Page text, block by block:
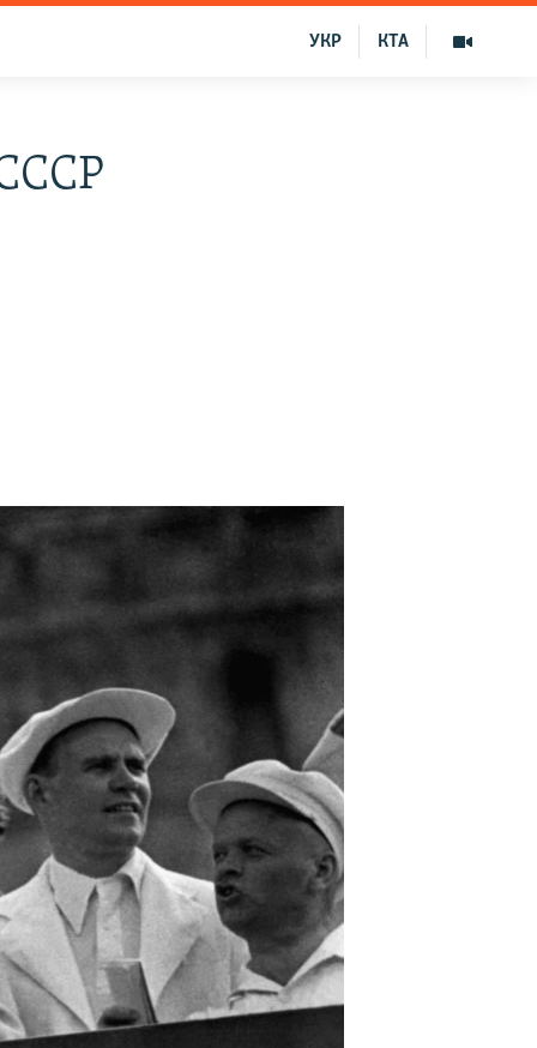
КТА
УКР